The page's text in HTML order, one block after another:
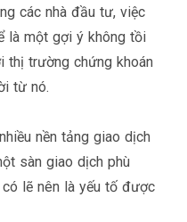
các nhà đầu tư, việc
là một gợi ý không tồi
thị trường chứng khoán
từ nó.
nền tảng giao dịch
sàn giao dịch phù
lẽ nên là yếu tố được